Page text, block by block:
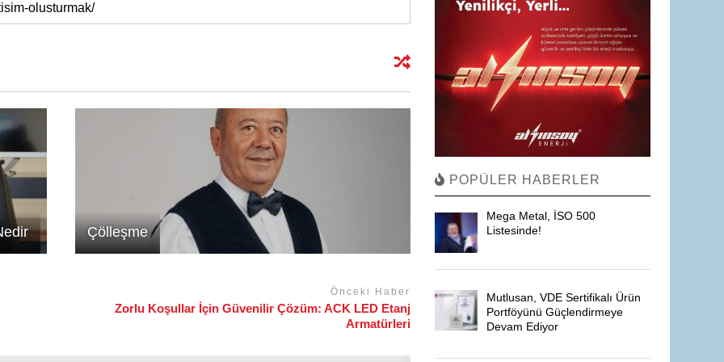
Çölleşme
Önceki Haber
Zorlu Koşullar İçin Güvenilir Çözüm: ACK LED Etanj
Armatürleri
POPÜLER HABERLER
Mega Metal, İSO 500
Listesinde!
Mutlusan, VDE Sertifikalı Ürün
Portföyünü Güçlendirmeye
Devam Ediyor